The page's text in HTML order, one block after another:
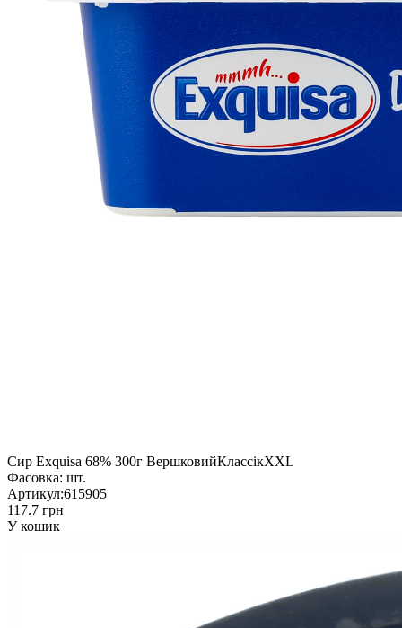
Сир Exquisa 68% 300г ВершковийКлассікXXL
Фасовка: шт.
Артикул:615905
117.7 грн
У кошик